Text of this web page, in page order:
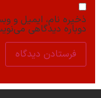
ذخیره نام، ایمیل و
دوباره دیدگاهی